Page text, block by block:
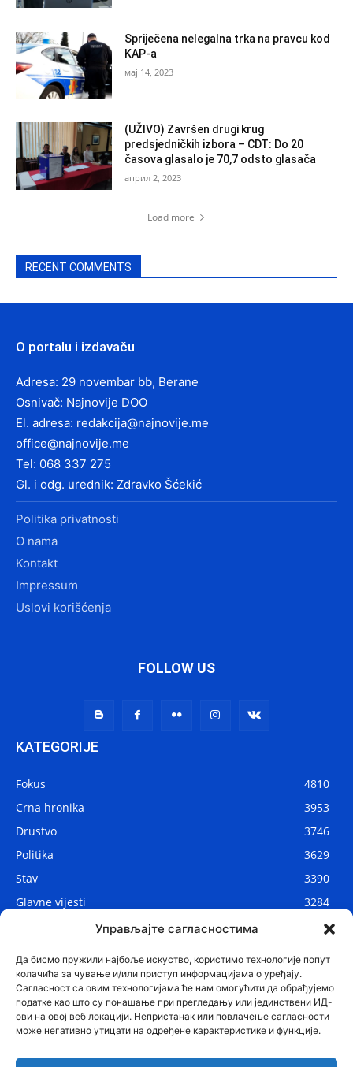
Управљајте сагласностима
Да бисмо пружили најбоље искуство, користимо технологије попут
колачића за чување и/или приступ информацијама о уређају.
Сагласност са овим технологијама ће нам омогућити да обрађујемо
податке као што су понашање при прегледању или јединствени ИД-
ови на овој веб локацији. Непристанак или повлачење сагласности
може негативно утицати на одређене карактеристике и функције.
Spriječena nelegalna trka na pravcu kod
KAP-a
мај 14, 2023
(UŽIVO) Završen drugi krug
predsjedničkih izbora – CDT: Do 20
časova glasalo je 70,7 odsto glasača
април 2, 2023
Load more
RECENT COMMENTS
O portalu i izdavaču
Adresa: 29 novembar bb, Berane
Osnivač: Najnovije DOO
El. adresa: redakcija@najnovije.me
office@najnovije.me
Tel: 068 337 275
Gl. i odg. urednik: Zdravko Šćekić
Politika privatnosti
O nama
Kontakt
Impressum
Uslovi korišćenja
FOLLOW US
KATEGORIJE
Fokus
4810
Crna hronika
3953
Drustvo
3746
Politika
3629
Stav
3390
Glavne vijesti
3284
2906